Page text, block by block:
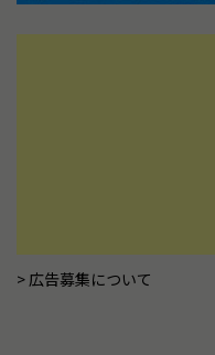
広告募集について